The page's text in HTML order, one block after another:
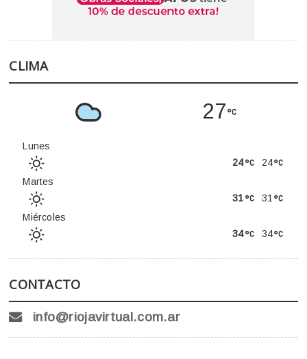
CLIMA
27
Lunes
24
24
Martes
31
31
Miércoles
34
34
CONTACTO
info@riojavirtual.com.ar